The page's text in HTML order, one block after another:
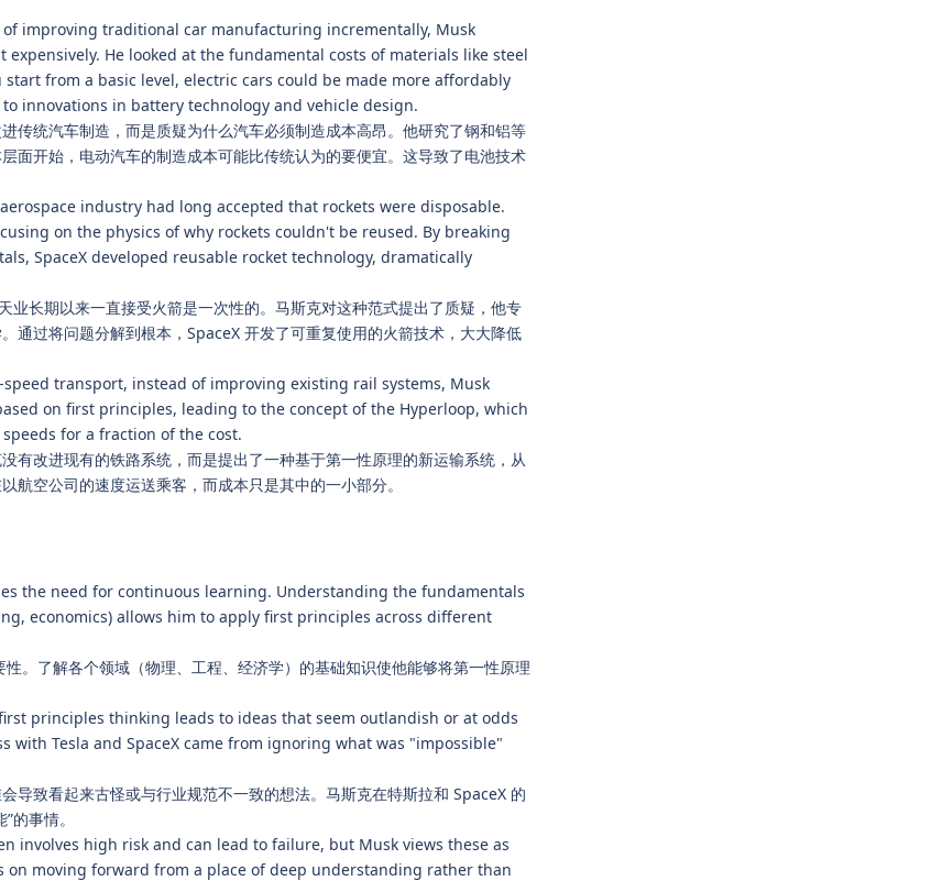
of improving traditional car manufacturing incrementally, Musk
He looked at the fundamental costs of materials like steel
from a basic level, electric cars could be made more affordably
innovations in battery technology and vehicle design.
传统汽车制造，而是质疑为什么汽车必须制造成本高昂。他研究了钢和铝等
面开始，电动汽车的制造成本可能比传统认为的要便宜。这导致了电池技术
industry had long accepted that rockets were disposable.
on the physics of why rockets couldn't be reused. By breaking
SpaceX developed reusable rocket technology, dramatically
业长期以来一直接受火箭是一次性的。马斯克对这种范式提出了质疑，他专
通过将问题分解到根本，SpaceX 开发了可重复使用的火箭技术，大大降低
transport, instead of improving existing rail systems, Musk
on first principles, leading to the concept of the Hyperloop, which
for a fraction of the cost.
有改进现有的铁路系统，而是提出了一种基于第一性原理的新运输系统，从
航空公司的速度运送乘客，而成本只是其中的一小部分。
the need for continuous learning. Understanding the fundamentals
economics) allows him to apply first principles across different
。了解各个领域（物理、工程、经济学）的基础知识使他能够将第一性原理
principles thinking leads to ideas that seem outlandish or at odds
with Tesla and SpaceX came from ignoring what was "impossible"
导致看起来古怪或与行业规范不一致的想法。马斯克在特斯拉和 SpaceX 的
的事情。
involves high risk and can lead to failure, but Musk views these as
on moving forward from a place of deep understanding rather than